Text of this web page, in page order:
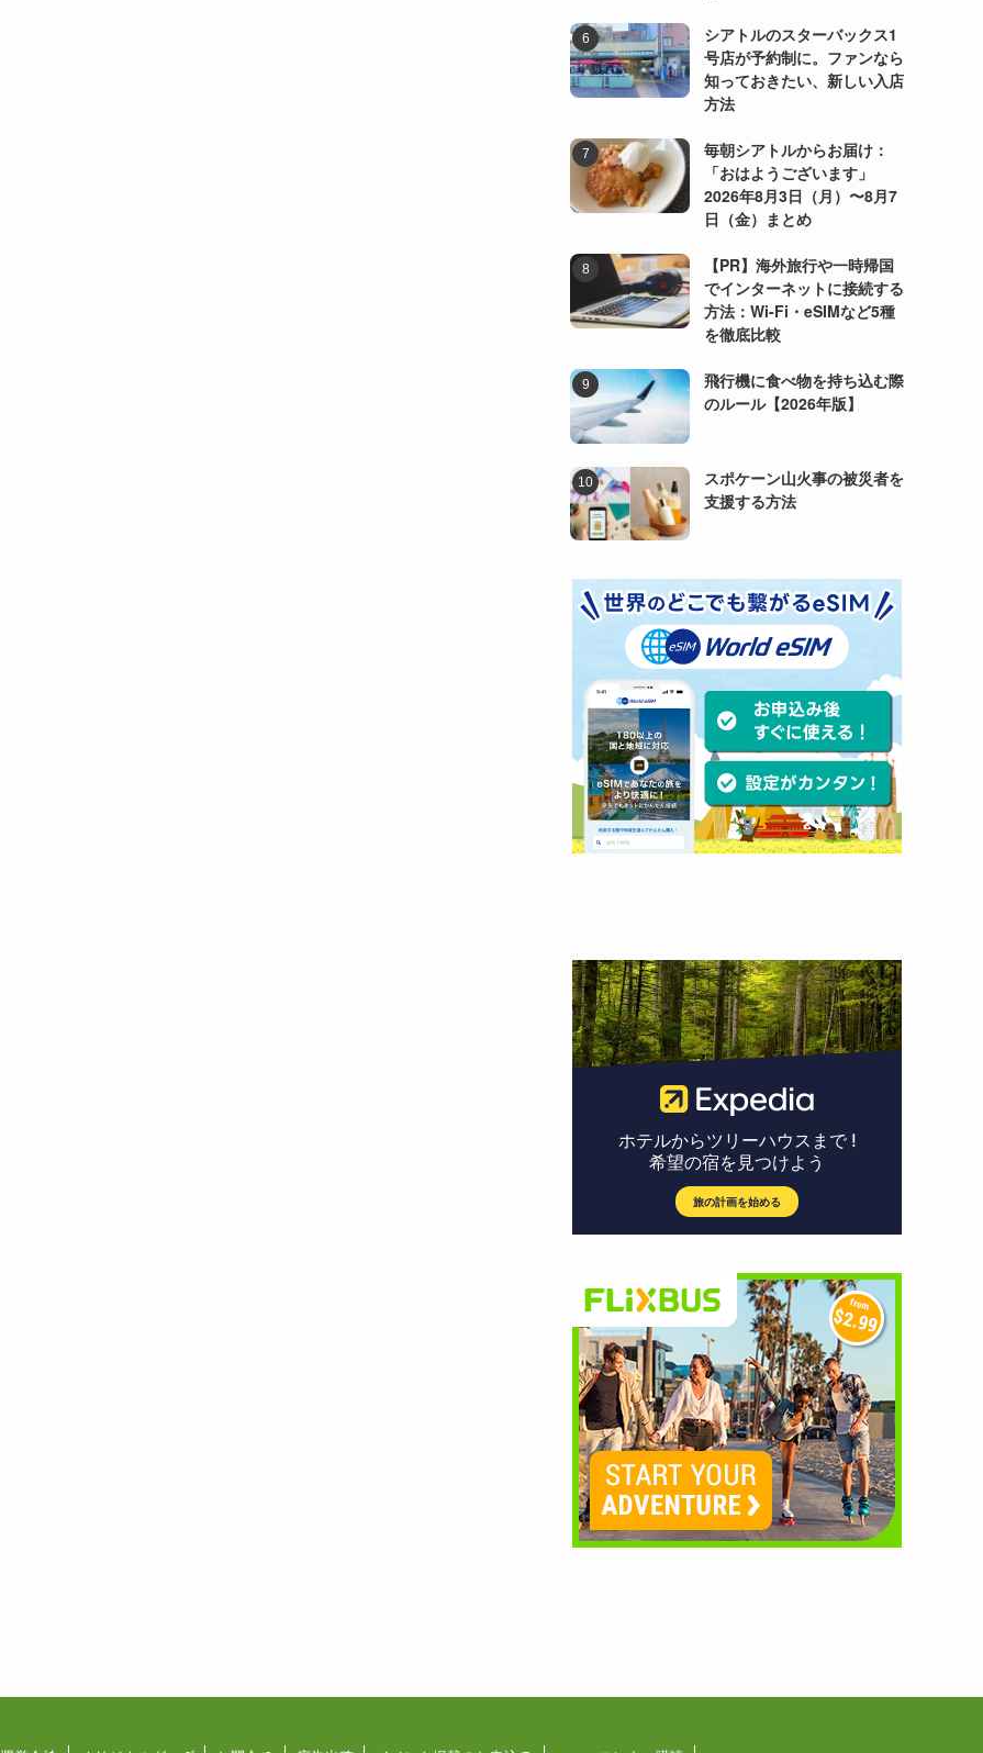
シアトルのスターバックス1
号店が予約制に。ファンなら
知っておきたい、新しい入店
方法
毎朝シアトルからお届け：
「おはようございます」
2026年8月3日（月）〜8月7
日（金）まとめ
【PR】海外旅行や一時帰国
でインターネットに接続する
方法：Wi-Fi・eSIMなど5種
を徹底比較
飛行機に食べ物を持ち込む際
のルール【2026年版】
スポケーン山火事の被災者を
支援する方法